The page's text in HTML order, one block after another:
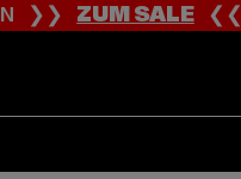
❯❯ZUM SALE❮❮